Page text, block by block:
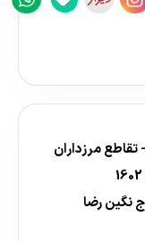
مرزداران
نگین رضا